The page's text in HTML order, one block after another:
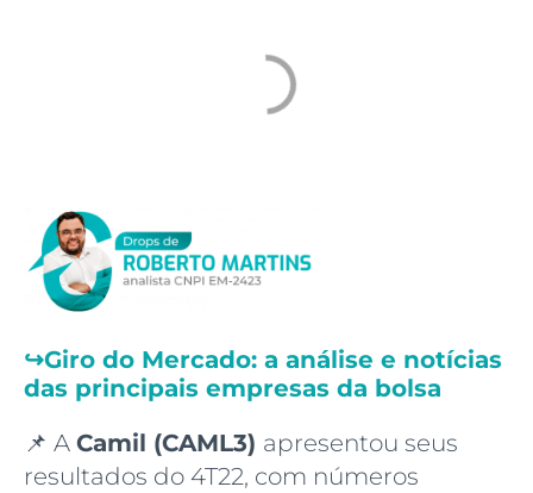
↪️Giro do Mercado: a análise e notícias
das principais empresas da bolsa
📌 A Camil (CAML3) apresentou seus
resultados do 4T22, com números